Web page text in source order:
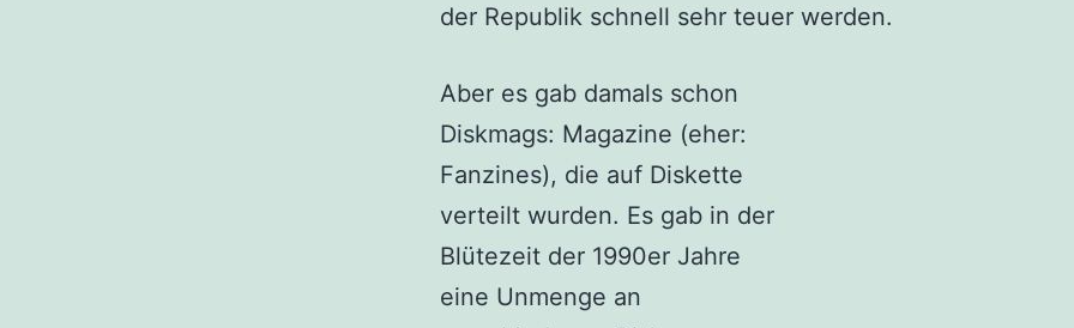
der Republik schnell sehr teuer werden.
Aber es gab damals schon
Diskmags: Magazine (eher:
Fanzines), die auf Diskette
verteilt wurden. Es gab in der
Blütezeit der 1990er Jahre
eine Unmenge an